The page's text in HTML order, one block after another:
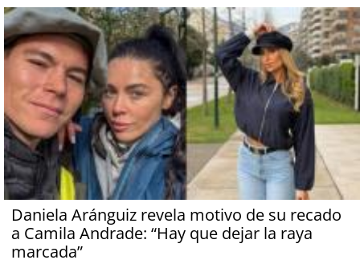
Daniela Aránguiz revela motivo de su recado
a Camila Andrade: “Hay que dejar la raya
marcada”